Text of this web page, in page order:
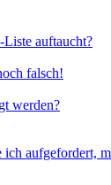
auftaucht?
falsch!
werden?
aufgefordert,